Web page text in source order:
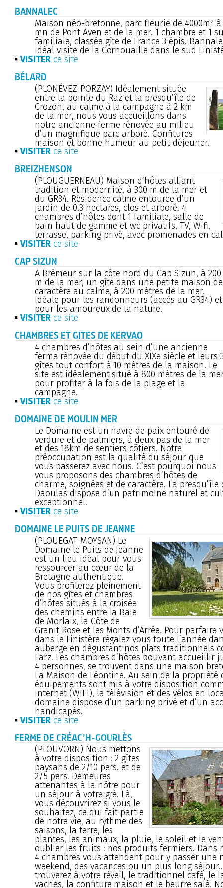
BANNALEC
Maison néo-bretonne, parc fleurie de 4000m² à
mn de Pont Aven et de la mer. 1 chambre et 1
familiale, classée gîte de France 3 épis.
idéal visite de la Cornouaille dans le sud
VISITER ce site
BÉLARD
(PLONÉVEZ-PORZAY) Idéalement située
entre la pointe du Raz et la presqu’île de
Crozon, au calme à la campagne à 2 km
de la mer, nous vous accueillons dans
notre ancienne ferme rénovée au milieu
d’un magnifique parc arboré. Confitures
maison et bonne humeur au petit-déjeuner.
VISITER ce site
BREIZHENSON
(PLOUGUERNEAU) Maison d’hôtes alliant
tradition et modernité, à 300 m de la mer et
du GR34. Résidence calme entourée d’un
jardin de 0.3 hectares, clos et arboré. 4
chambres d’hôtes dont 1 familiale, salle de
bain haut de gamme et wc privatifs, TV, Wifi,
terrasse, parking privé, avec promenades en
VISITER ce site
CAP SIZUN
A Brémeur sur la côte nord du Cap Sizun, à 200
m de la mer, un gîte dans une petite maison de
caractère au calme, à 200 mètres de la mer.
Idéale pour les randonneurs (accès au GR34) et
pour les amoureux de la nature.
VISITER ce site
CHAMBRES ET GITES DE KERVAO
4 chambres d’hôtes au sein d’une ancienne
ferme rénovée du début du XIXe siècle et leurs
gîtes tout confort à 10 mètres de la maison. Le
site est idéalement situé à 800 mètres de la
pour profiter à la fois de la plage et la
campagne.
VISITER ce site
DOMAINE DE MOULIN MER
Le Domaine est un havre de paix entouré de
verdure et de palmiers, à deux pas de la mer
et des 18km de sentiers côtiers. Notre
préoccupation est la qualité du séjour que
vous passerez avec nous. C’est pourquoi nous
vous proposons des chambres d’hôtes de
charme, soignées et de caractère. La presqu’île
Daoulas dispose d’un patrimoine naturel et
exceptionnel.
VISITER ce site
DOMAINE LE PUITS DE JEANNE
(PLOUEGAT-MOYSAN) Le
Domaine le Puits de Jeanne
est un lieu idéal pour vous
ressourcer au cœur de la
Bretagne authentique.
Vous profiterez pleinement
de nos gîtes et chambres
d’hôtes situés à la croisée
des chemins entre la Baie
de Morlaix, la Côte de
Granit Rose et les Monts d’Arrée. Pour parfaire
dans le Finistère régalez vous toute l’année
auberge en dégustant nos plats traditionnels
Farz. Les chambres d’hôtes pouvant accueillir
4 personnes, se trouvent dans une maison
La Maison de Léontine. Au sein de la propriété
équipements sont mis à votre disposition
internet (WIFI), la télévision et des vélos en
domaine dispose d’un parking privé et d’un
handicapés.
VISITER ce site
FERME DE CRÉAC’H-GOURLÈS
(PLOUVORN) Nous mettons
à votre disposition : 2 gîtes
paysans de 2/10 pers. et de
2/5 pers. Demeures
attenantes à la nôtre pour
un séjour à votre gré. Là,
vous découvrirez si vous le
souhaitez, ce qui fait partie
de notre vie, au rythme des
saisons, la terre, les
plantes, les animaux, la pluie, le soleil et le
oublier les fruits : nos produits fermiers. Dans
4 chambres vous attendent pour y passer une
weekend, des vacances ou un plus long
trouverez à votre réveil, le traditionnel café, le
vaches, la confiture maison et le beurre salé.